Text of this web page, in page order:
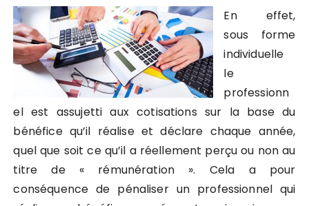
En effet,
sous forme
individuelle
le
professionn
el est assujetti aux cotisations sur la base du
bénéfice qu’il réalise et déclare chaque année,
quel que soit ce qu’il a réellement perçu ou non au
titre de « rémunération ». Cela a pour
conséquence de pénaliser un professionnel qui